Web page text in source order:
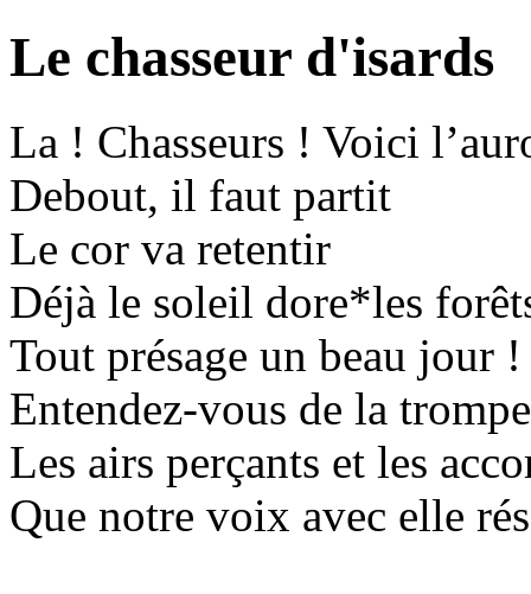
Le chasseur d'isards
La ! Chasseurs ! Voici
Debout, il faut partit
Le cor va retentir
Déjà le soleil dore*les
Tout présage un beau jour !
Entendez-vous de la
Les airs perçants et les
Que notre voix avec elle